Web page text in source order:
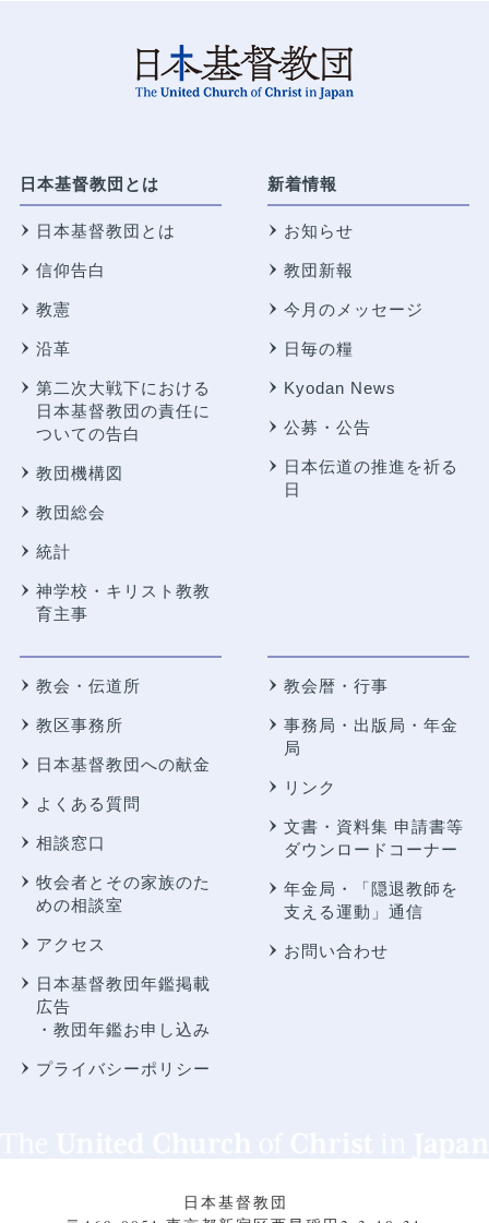
日本基督教団とは
日本基督教団とは
信仰告白
教憲
沿革
第二次大戦下における
日本基督教団の責任に
ついての告白
教団機構図
教団総会
統計
神学校・キリスト教教
育主事
新着情報
お知らせ
教団新報
今月のメッセージ
日毎の糧
Kyodan News
公募・公告
日本伝道の推進を祈る
日
教会・伝道所
教区事務所
日本基督教団への献金
よくある質問
相談窓口
牧会者とその家族のた
めの相談室
アクセス
日本基督教団年鑑掲載
広告
・教団年鑑お申し込み
プライバシーポリシー
教会暦・行事
事務局・出版局・年金
局
リンク
文書・資料集 申請書等
ダウンロードコーナー
年金局・
「隠退教師を
支える運動」通信
お問い合わせ
日本基督教団